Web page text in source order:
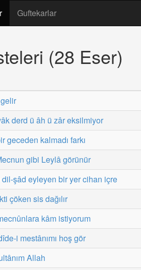
Guftekarlar
(28 Eser)
derd ü âh ü zâr eksilmiyor
geceden kalmadı farkı
gibi Leylâ görünür
şâd eyleyen bir yer cihan içre
çöken sis dağılır
kâm istiyorum
i mestânımı hoş gör
Allah